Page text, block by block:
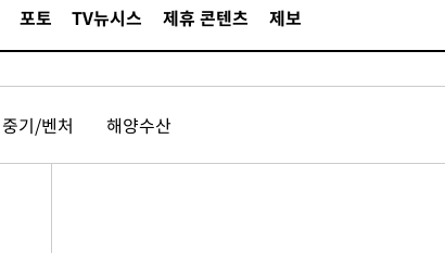
포토 TV뉴시스 제휴 콘텐츠 제보
중기/벤처 해양수산